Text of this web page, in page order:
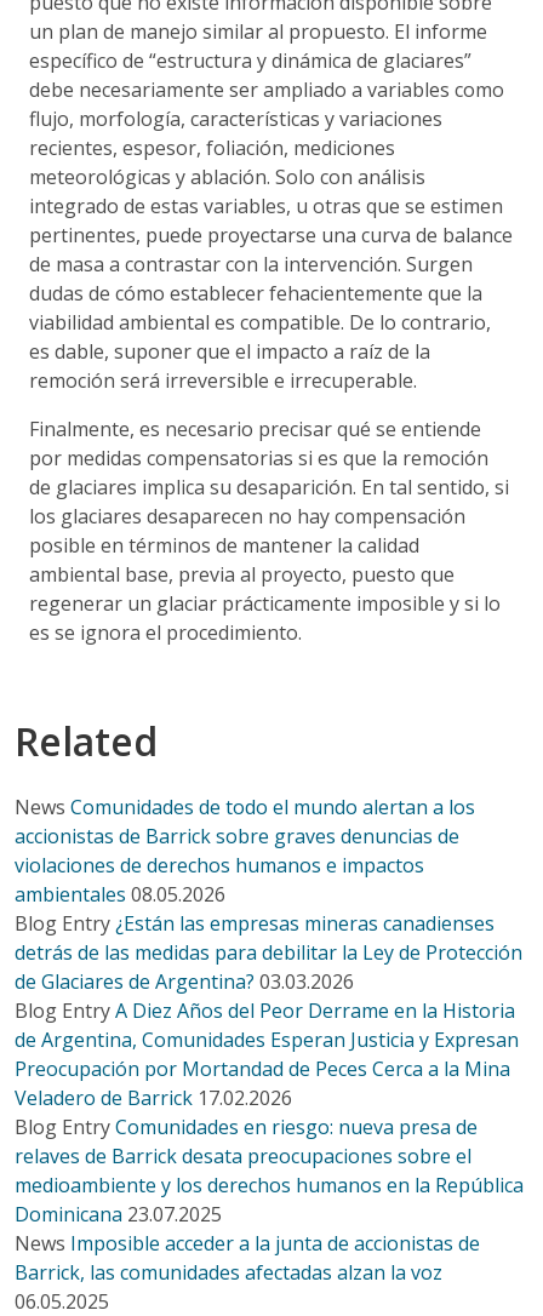
un plan de manejo similar al propuesto. El informe
específico de “estructura y dinámica de glaciares”
debe necesariamente ser ampliado a variables como
flujo, morfología, características y variaciones
recientes, espesor, foliación, mediciones
meteorológicas y ablación. Solo con análisis
integrado de estas variables, u otras que se estimen
pertinentes, puede proyectarse una curva de balance
de masa a contrastar con la intervención. Surgen
dudas de cómo establecer fehacientemente que la
viabilidad ambiental es compatible. De lo contrario,
es dable, suponer que el impacto a raíz de la
remoción será irreversible e irrecuperable.
Finalmente, es necesario precisar qué se entiende
por medidas compensatorias si es que la remoción
de glaciares implica su desaparición. En tal sentido, si
los glaciares desaparecen no hay compensación
posible en términos de mantener la calidad
ambiental base, previa al proyecto, puesto que
regenerar un glaciar prácticamente imposible y si lo
es se ignora el procedimiento.
Related
News Comunidades de todo el mundo alertan a los
accionistas de Barrick sobre graves denuncias de
violaciones de derechos humanos e impactos
ambientales 08.05.2026
Blog Entry¿Están las empresas mineras canadienses
detrás de las medidas para debilitar la Ley de Protección
de Glaciares de Argentina? 03.03.2026
Blog EntryA Diez Años del Peor Derrame en la Historia
de Argentina, Comunidades Esperan Justicia y Expresan
Preocupación por Mortandad de Peces Cerca a la Mina
Veladero de Barrick 17.02.2026
Blog EntryComunidades en riesgo: nueva presa de
relaves de Barrick desata preocupaciones sobre el
medioambiente y los derechos humanos en la República
Dominicana 23.07.2025
News Imposible acceder a la junta de accionistas de
Barrick, las comunidades afectadas alzan la voz
06.05.2025